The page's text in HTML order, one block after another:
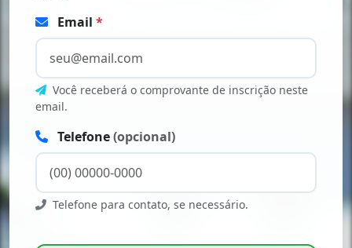
Email *
Você receberá o comprovante de inscrição neste
email.
Telefone(opcional)
Telefone para contato, se necessário.